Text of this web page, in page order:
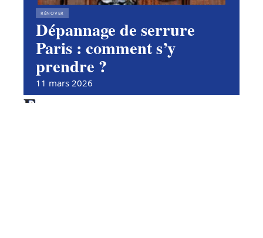
RÉNOVER
Dépannage de serrure
Paris : comment s’y
prendre ?
11 mars 2026
En vogue